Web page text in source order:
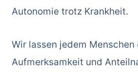
Autonomie trotz Krankheit.
Wir lassen jedem
Aufmerksamkeit und